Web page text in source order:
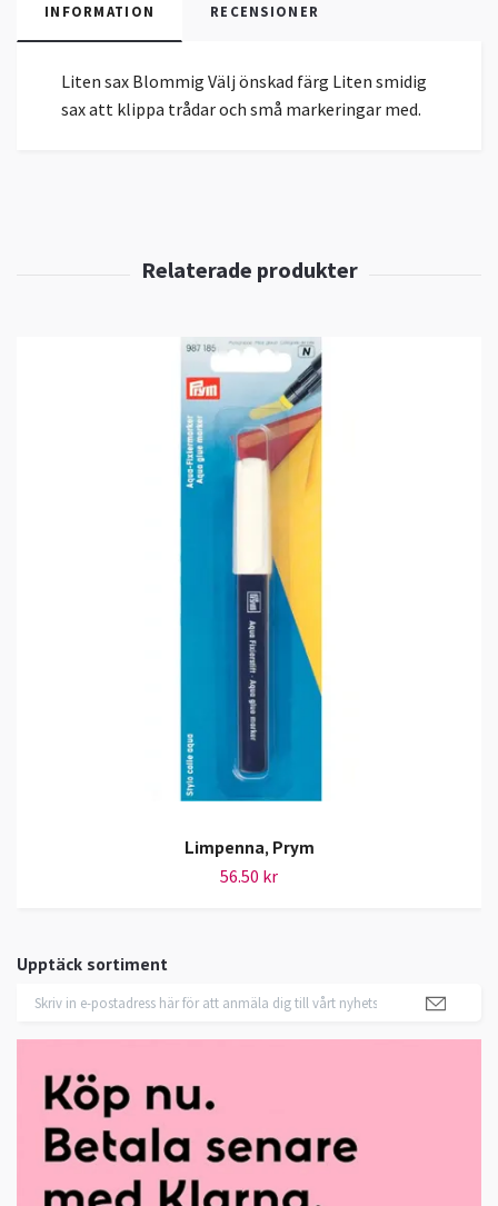
Upptäck sortiment
INFORMATION RECENSIONER
Liten sax Blommig Välj önskad färg Liten smidig
sax att klippa trådar och små markeringar med.
Limpenna, Prym
56.50 kr